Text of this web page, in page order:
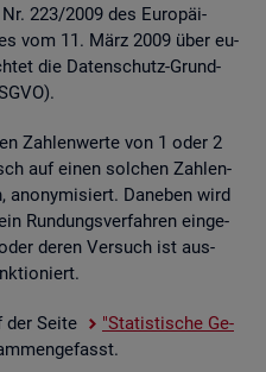
223/2009 des Eu­ro­päi­
vom 11. März 2009 über eu­
die Da­ten­schutz-Grund­
Zah­len­wer­te von 1 oder 2
auf einen sol­chen Zah­len­
an­ony­mi­siert. Da­ne­ben wird
Run­dungs­ver­fah­ren ein­ge­
deren Ver­such ist aus­
der Seite
"Sta­tis­ti­sche Ge­